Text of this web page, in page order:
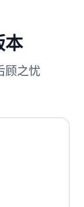
本
顾之忧